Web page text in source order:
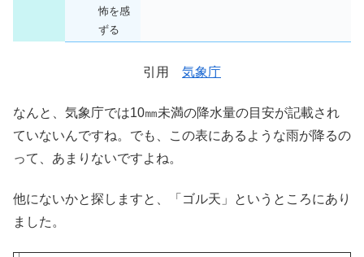
怖を感
ずる
引用 気象庁
なんと、気象庁では10㎜未満の降水量の目安が記載され
ていないんですね。でも、この表にあるような雨が降るの
って、あまりないですよね。
他にないかと探しますと、「ゴル天」というところにあり
ました。